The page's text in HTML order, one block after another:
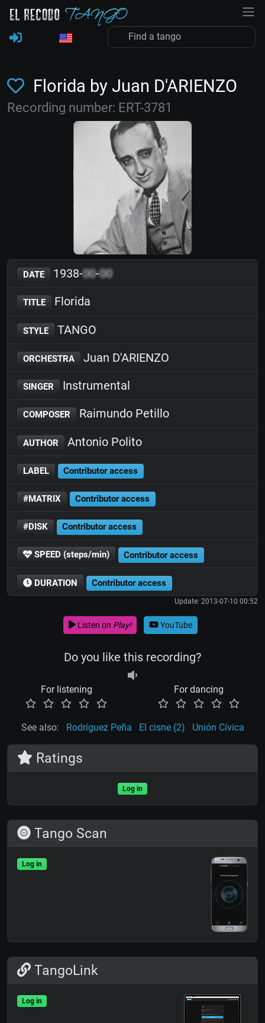
Florida by Juan D'ARIENZO
Recording number: ERT-3781
DATE 1938-00-00
TITLE Florida
STYLE TANGO
ORCHESTRA Juan D'ARIENZO
SINGER Instrumental
COMPOSER Raimundo Petillo
AUTHOR Antonio Polito
LABEL Contributor access
#MATRIX Contributor access
#DISK Contributor access
SPEED (steps/min) Contributor access
DURATION Contributor access
Update: 2013-07-10 00:52
Listen on Play! YouTube
Do you like this recording?
For listening For dancing
See also: Rodríguez Peña El cisne (2) Unión Cívica
Ratings
Log in
Tango Scan
Log in
TangoLink
Log in